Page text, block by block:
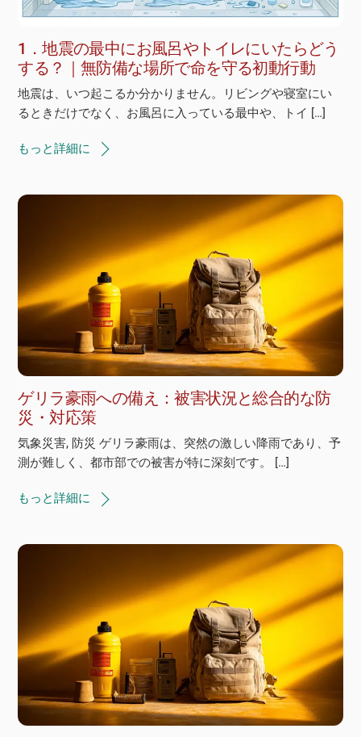
1．地震の最中にお風呂やトイレにいたらどう
する？｜無防備な場所で命を守る初動行動
地震は、いつ起こるか分かりません。リビングや寝室にい
るときだけでなく、お風呂に入っている最中や、トイ […]
もっと詳細に
ゲリラ豪雨への備え：被害状況と総合的な防
災・対応策
気象災害, 防災 ゲリラ豪雨は、突然の激しい降雨であり、予
測が難しく、都市部での被害が特に深刻です。 […]
もっと詳細に